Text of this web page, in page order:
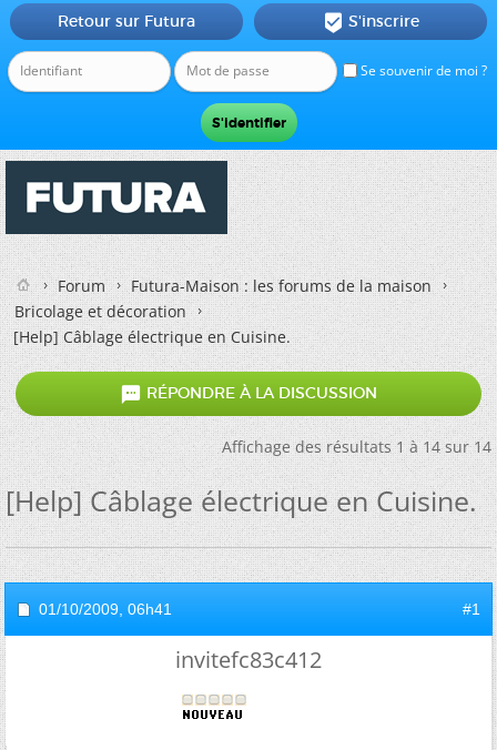
Se souvenir de moi ?
Retour sur Futura  S'inscrire
Forum
Futura-Maison : les forums de la maison
Bricolage et décoration
[Help] Câblage électrique en Cuisine.
 RÉPONDRE À LA DISCUSSION
Affichage des résultats 1 à 14 sur 14
[Help] Câblage électrique en Cuisine.
01/10/2009, 06h41 #1
invitefc83c412